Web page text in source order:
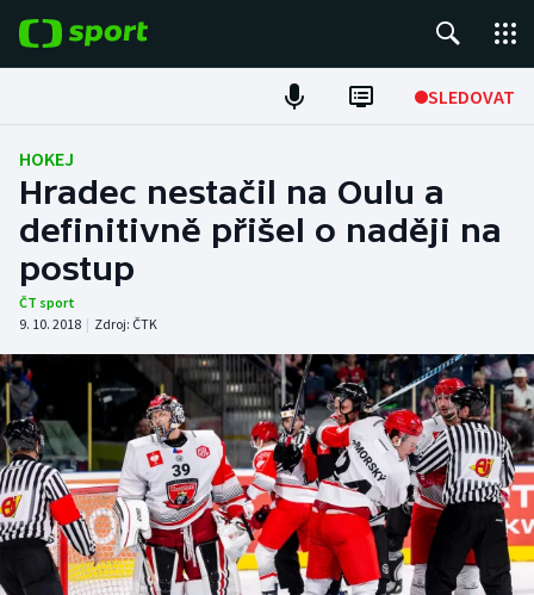
SLEDOVAT
Fotbal
Hokej
Tenis
Atletika
Cyklistika
DALŠÍ SPORTY
Americký fotbal
Baseball a softbal
NEPŘEHLÉDNĚTE
Soutěže
HOKEJ
Hradec nestačil na Oulu a
definitivně přišel o naději na
postup
ČT sport
9. 10. 2018 | Zdroj: ČTK